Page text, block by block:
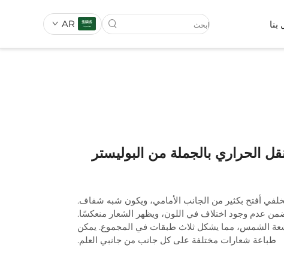
بنا AR
الحراري بالجملة من البوليستر
الشمس، مما يشكل ثلاث طبقات في المجموع. يمكن
طباعة شعارات مختلفة على كل جانب من جانبي العلم.